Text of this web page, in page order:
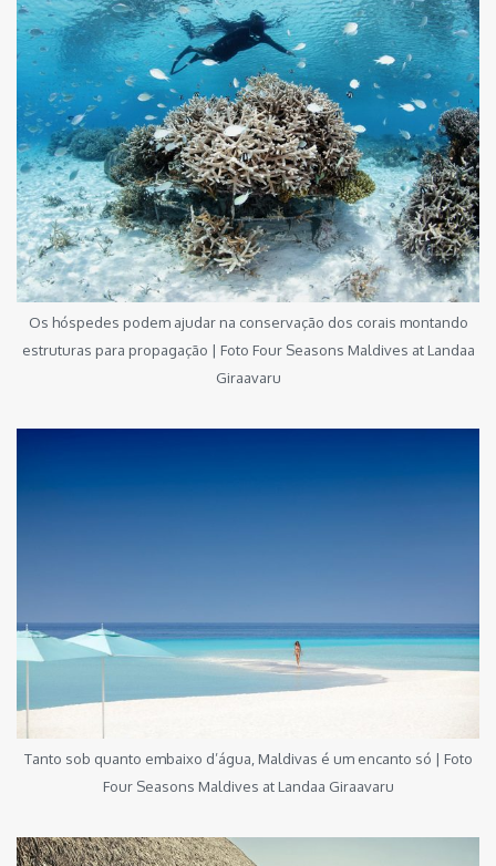
Os hóspedes podem ajudar na conservação dos corais montando
estruturas para propagação | Foto Four Seasons Maldives at Landaa
Giraavaru
Tanto sob quanto embaixo d’água, Maldivas é um encanto só | Foto
Four Seasons Maldives at Landaa Giraavaru